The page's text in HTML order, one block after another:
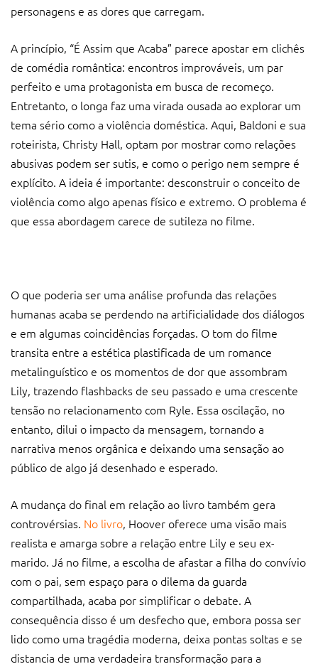
personagens e as dores que carregam.
A princípio, “É Assim que Acaba” parece apostar em clichês
de comédia romântica: encontros improváveis, um par
perfeito e uma protagonista em busca de recomeço.
Entretanto, o longa faz uma virada ousada ao explorar um
tema sério como a violência doméstica. Aqui, Baldoni e sua
roteirista, Christy Hall, optam por mostrar como relações
abusivas podem ser sutis, e como o perigo nem sempre é
explícito. A ideia é importante: desconstruir o conceito de
violência como algo apenas físico e extremo. O problema é
que essa abordagem carece de sutileza no filme.
O que poderia ser uma análise profunda das relações
humanas acaba se perdendo na artificialidade dos diálogos
e em algumas coincidências forçadas. O tom do filme
transita entre a estética plastificada de um romance
metalinguístico e os momentos de dor que assombram
Lily, trazendo flashbacks de seu passado e uma crescente
tensão no relacionamento com Ryle. Essa oscilação, no
entanto, dilui o impacto da mensagem, tornando a
narrativa menos orgânica e deixando uma sensação ao
público de algo já desenhado e esperado.
A mudança do final em relação ao livro também gera
controvérsias. No livro, Hoover oferece uma visão mais
realista e amarga sobre a relação entre Lily e seu ex-
marido. Já no filme, a escolha de afastar a filha do convívio
com o pai, sem espaço para o dilema da guarda
compartilhada, acaba por simplificar o debate. A
consequência disso é um desfecho que, embora possa ser
lido como uma tragédia moderna, deixa pontas soltas e se
distancia de uma verdadeira transformação para a